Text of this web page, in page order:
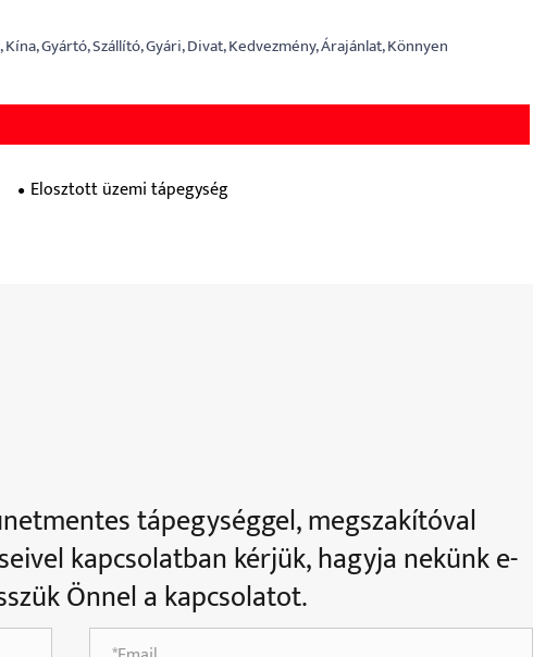
Gyártó, Szállító, Gyári, Divat, Kedvezmény, Árajánlat, Könnyen
Elosztott üzemi tápegység
tápegységgel, megszakítóval
kapcsolatban kérjük, hagyja nekünk e-
Önnel a kapcsolatot.